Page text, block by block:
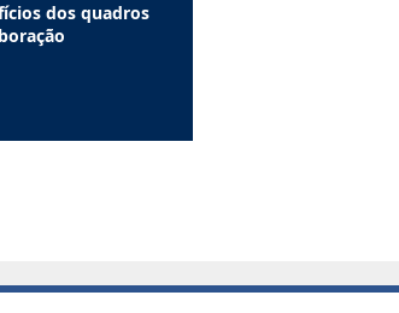
dos quadros